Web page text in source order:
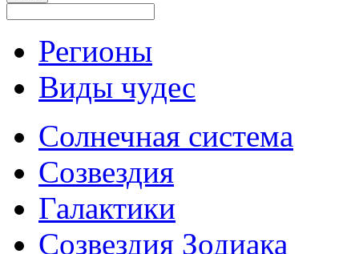
Регионы
Виды чудес
Солнечная система
Созвездия
Галактики
Созвездия Зодиака